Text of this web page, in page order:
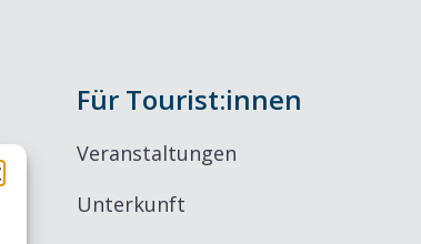
Für Tourist:innen
Veranstaltungen
Unterkunft